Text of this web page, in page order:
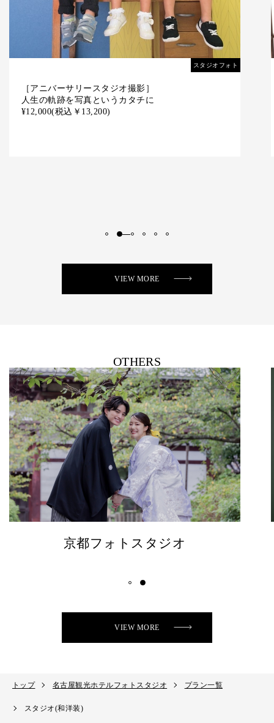
スタジオフォト
［成人式スタジオ撮影］
人生の軌跡を写真というカタチに
¥12,000(税込￥13,200)
VIEW MORE
OTHERS
名古屋フォトスタジオ
VIEW MORE
トップ 名古屋観光ホテルフォトスタジオ プラン一覧
スタジオ(和洋装)